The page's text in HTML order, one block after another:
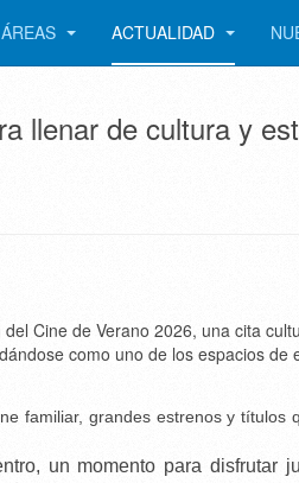
ÁREAS ACTUALIDAD
llenar de cultura y
Cine de Verano 2026, una cita
como uno de los espacios de
familiar, grandes estrenos y títulos
un momento para disfrutar